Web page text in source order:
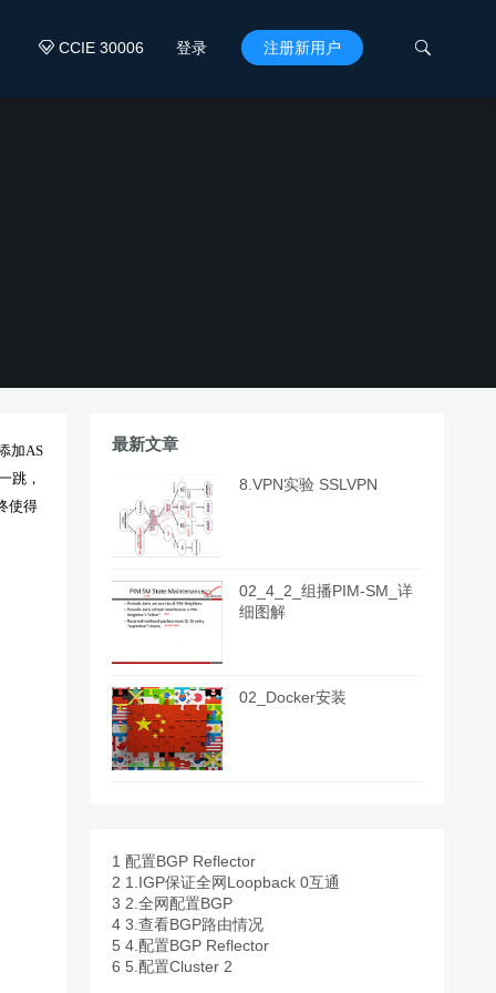
CCIE 30006 登录 注册新用户 
加AS
跳，
使得
最新文章
8.VPN实验 SSLVPN
02_4_2_组播PIM-SM_详
细图解
02_Docker安装
1 配置BGP Reflector
2 1.IGP保证全网Loopback 0互通
3 2.全网配置BGP
4 3.查看BGP路由情况
5 4.配置BGP Reflector
6 5.配置Cluster 2